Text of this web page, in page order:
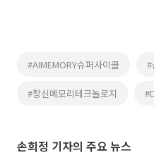
#AIMEMORY슈퍼사이클 #
#창신메모리테크놀로지
손희정 기자의 주요 뉴스